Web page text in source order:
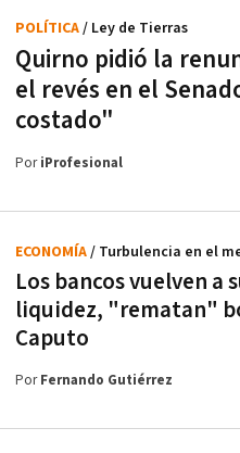
Quirno pidió la
el revés en el
costado"
POLÍTICA/ Ley de Tierras
PoriProfesional
Los bancos vuelven a
liquidez, "rematan"
Caputo
ECONOMÍA/ Turbulencia en el
PorFernando Gutiérrez